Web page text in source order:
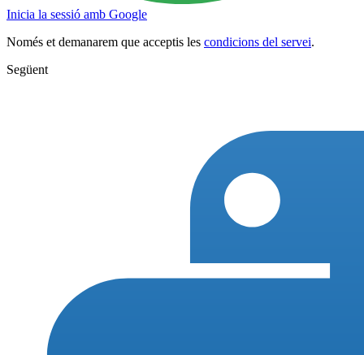
Inicia la sessió amb Google
Només et demanarem que acceptis les condicions del servei.
Següent